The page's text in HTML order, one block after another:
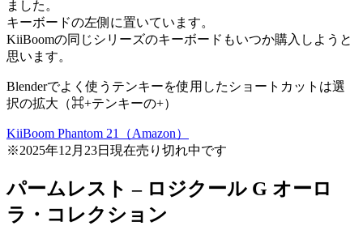
ました。
キーボードの左側に置いています。
KiiBoomの同じシリーズのキーボードもいつか購入しようと
思います。
Blenderでよく使うテンキーを使用したショートカットは選
択の拡大（⌘+テンキーの+）
KiiBoom Phantom 21（Amazon）
※2025年12月23日現在売り切れ中です
パームレスト – ロジクール G オーロ
ラ・コレクション